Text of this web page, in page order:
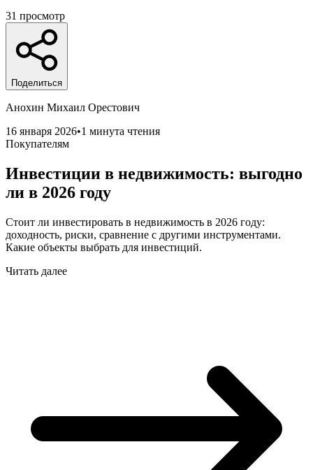
31 просмотр
Поделиться
Анохин Михаил Орестович
16 января 2026•1 минута чтения
Покупателям
Инвестиции в недвижимость: выгодно
ли в 2026 году
Стоит ли инвестировать в недвижимость в 2026 году:
доходность, риски, сравнение с другими инструментами.
Какие объекты выбрать для инвестиций.
Читать далее